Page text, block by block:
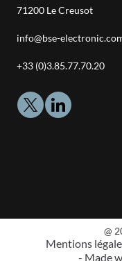
71200 Le Creusot
Adresse
:
info@bse-
Téléphone
+33 (0)3.85.77.70.20
@
Mentions
- Made